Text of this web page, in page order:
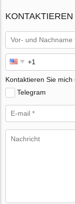
Kontaktieren Sie mich
Telegram